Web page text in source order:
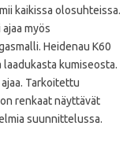
kaikissa olosuhteissa.
myös
Heidenau K60
kumiseosta.
Tarkoitettu
renkaat näyttävät
suunnittelussa.